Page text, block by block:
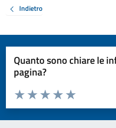
Indietro
Quanto sono chiare le
pagina?
Valuta da 1 a 5 stelle la pagina
Valuta 5 stelle
Valuta 4 stelle su 5
Valuta 3 stelle su 5
Valuta 2 stelle su 5
Valuta 1 stelle su 5